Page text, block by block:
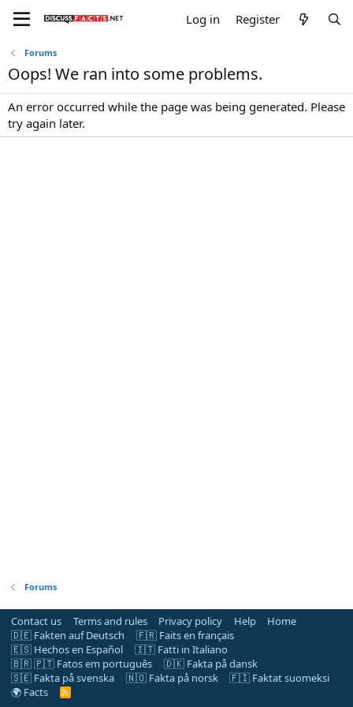
Log in Register
Forums
Oops! We ran into some problems.
An error occurred while the page was being generated. Please
try again later.
Forums
Contact us Terms and rules Privacy policy Help
Home
🇩🇪 Fakten auf Deutsch
🇫🇷 Faits en français
🇪🇸 Hechos en Español
🇮🇹 Fatti in Italiano
🇧🇷 🇵🇹 Fatos em português
🇩🇰 Fakta på dansk
🇸🇪 Fakta på svenska
🇳🇴 Fakta på norsk
🇫🇮 Faktat suomeksi
🌍 Facts
R